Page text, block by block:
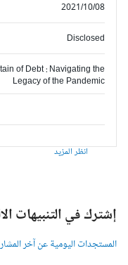
2021/10/08
Disclosed
of Debt : Navigating the
Legacy of the Pandemic
انظر المزيد
إشترك في التنبيهات
المستجدات اليومية عن آخر المشاريع